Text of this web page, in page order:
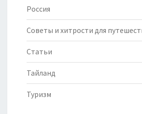
Россия
Советы и хитрости для
Статьи
Тайланд
Туризм